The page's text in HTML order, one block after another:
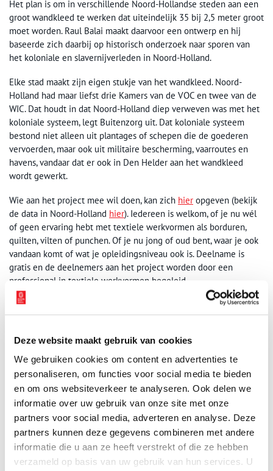
Deze website maakt gebruik van cookies
We gebruiken cookies om content en advertenties te
personaliseren, om functies voor social media te bieden
en om ons websiteverkeer te analyseren. Ook delen we
informatie over uw gebruik van onze site met onze
partners voor social media, adverteren en analyse. Deze
partners kunnen deze gegevens combineren met andere
informatie die u aan ze heeft verstrekt of die ze hebben
verzameld op basis van uw gebruik van hun services. U
Het plan is om in verschillende Noord-Hollandse steden aan een
groot wandkleed te werken dat uiteindelijk 35 bij 2,5 meter groot
moet worden. Raul Balai maakt daarvoor een ontwerp en hij
baseerde zich daarbij op historisch onderzoek naar sporen van
het koloniale en slavernijverleden in Noord-Holland.
Elke stad maakt zijn eigen stukje van het wandkleed. Noord-
Holland had maar liefst drie Kamers van de VOC en twee van de
WIC. Dat houdt in dat Noord-Holland diep verweven was met het
koloniale systeem, legt Buitenzorg uit. Dat koloniale systeem
bestond niet alleen uit plantages of schepen die de goederen
vervoerden, maar ook uit militaire bescherming, vaarroutes en
havens, vandaar dat er ook in Den Helder aan het wandkleed
wordt gewerkt.
Wie aan het project mee wil doen, kan zich hier opgeven (bekijk
de data in Noord-Holland hier). Iedereen is welkom, of je nu wél
of geen ervaring hebt met textiele werkvormen als borduren,
quilten, vilten of punchen. Of je nu jong of oud bent, waar je ook
vandaan komt of wat je opleidingsniveau ook is. Deelname is
gratis en de deelnemers aan het project worden door een
professional in textiele werkvormen begeleid.
Tekst:
Ontvang de nieuwsbrief
Wilt u op de hoogte blijven van de mooiste verhalen en het
laatste erfgoednieuws? Schrijf u dan nu in voor onze
wekelijkse nieuwsbrief!